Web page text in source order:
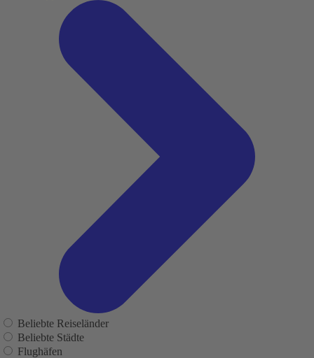
Beliebte Reiseländer
Beliebte Städte
Flughäfen